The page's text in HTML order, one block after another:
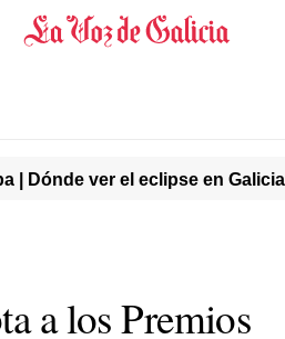
| Dónde ver el eclipse en Galicia
a los Premios